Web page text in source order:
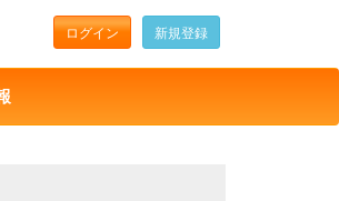
ログイン 新規登録